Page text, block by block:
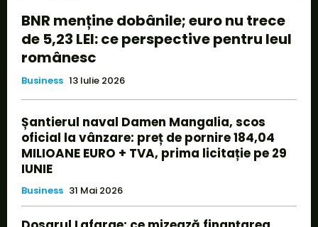
BNR menține dobânile; euro nu trece
de 5,23 LEI: ce perspective pentru leul
românesc
Business 13 Iulie 2026
Șantierul naval Damen Mangalia, scos
oficial la vânzare: preț de pornire 184,04
MILIOANE EURO + TVA, prima licitație pe 29
IUNIE
Business 31 Mai 2026